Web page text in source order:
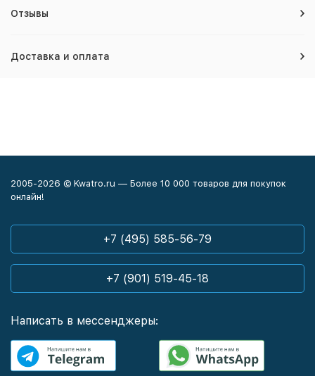
Отзывы
Доставка и оплата
2005-2026 © Kwatro.ru — Более 10 000 товаров для покупок
онлайн!
+7 (495) 585-56-79
+7 (901) 519-45-18
Написать в мессенджеры: